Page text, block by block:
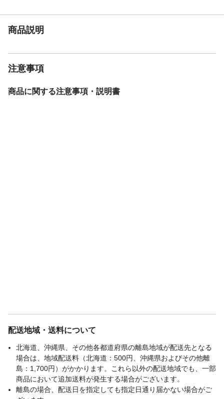
商品説明
注意事項
商品に関する注意事項・説明書
配送地域・送料について
北海道、沖縄県、その他各都道府県の離島地域が配送先となる
場合は、地域配送料（北海道：500円、沖縄県およびその他離
島：1,700円）がかかります。これら以外の配送地域でも、一部
商品において追加送料が発生する場合がございます。
離島の場合、配送日を指定しても指定日通り届かない場合がご